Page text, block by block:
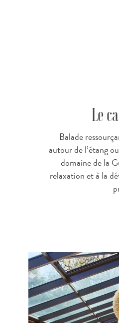
Le
Balade
autour de l’étang
domaine de la
relaxation et à la